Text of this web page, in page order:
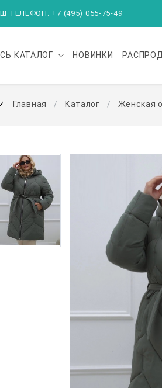
ТЕЛЕФОН: +7 (495) 055-75-49
КАТАЛОГ НОВИНКИ
Главная Каталог Женская